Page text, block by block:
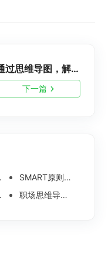
下一篇
通过思维导图，解密OKR工作法的核心
SMART原则的思维导图分享
职场思维导图分享之人力资源工作计划